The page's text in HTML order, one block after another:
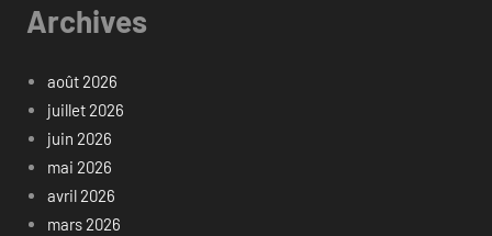
Archives
août 2026
juillet 2026
juin 2026
mai 2026
avril 2026
mars 2026